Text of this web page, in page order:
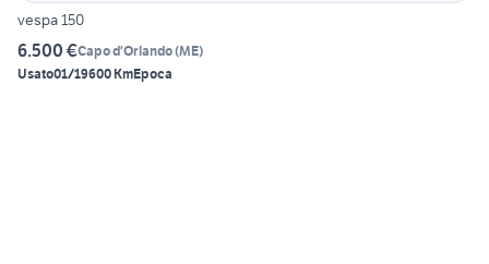
vespa 150
6.500 €Capo d'Orlando(ME)
Usato01/19600 KmEpoca